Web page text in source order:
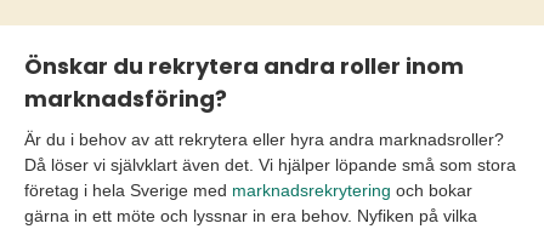
Önskar du rekrytera andra roller inom
marknadsföring?
Är du i behov av att rekrytera eller hyra andra marknadsroller?
Då löser vi självklart även det. Vi hjälper löpande små som stora
företag i hela Sverige med marknadsrekrytering och bokar
gärna in ett möte och lyssnar in era behov. Nyfiken på vilka